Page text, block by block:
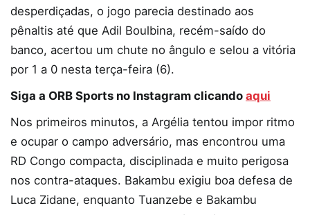
desperdiçadas, o jogo parecia destinado aos
pênaltis até que Adil Boulbina, recém-saído do
banco, acertou um chute no ângulo e selou a vitória
por 1 a 0 nesta terça-feira (6).
Siga a ORB Sports no Instagram clicando aqui
Nos primeiros minutos, a Argélia tentou impor ritmo
e ocupar o campo adversário, mas encontrou uma
RD Congo compacta, disciplinada e muito perigosa
nos contra-ataques. Bakambu exigiu boa defesa de
Luca Zidane, enquanto Tuanzebe e Bakambu